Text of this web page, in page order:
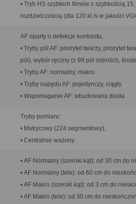
• Tryb HS szybkich filmów z szybkością
rozdzielczością (dla 120 kl./s w jakości
AF oparty o detekcje kontrastu,
• Tryby pól AF: priorytet twarzy, priorytet
pól), wybór ręczny (z 99 pól ostrości),
• Tryby AF: normalny, makro
• Tryby napędu AF: pojedynczy, ciągły
• Wspomaganie AF: wbudowana dioda
Tryby pomiaru:
• Matrycowy (224 segmentowy),
• Centralnie ważony.
• AF Normalny (szeroki kąt): od 30 cm do
• AF Normalny (tele): od 60 cm do
• AF Makro (szeroki kąt): od 3 cm do
• AF Makro (tele): od 30 cm do